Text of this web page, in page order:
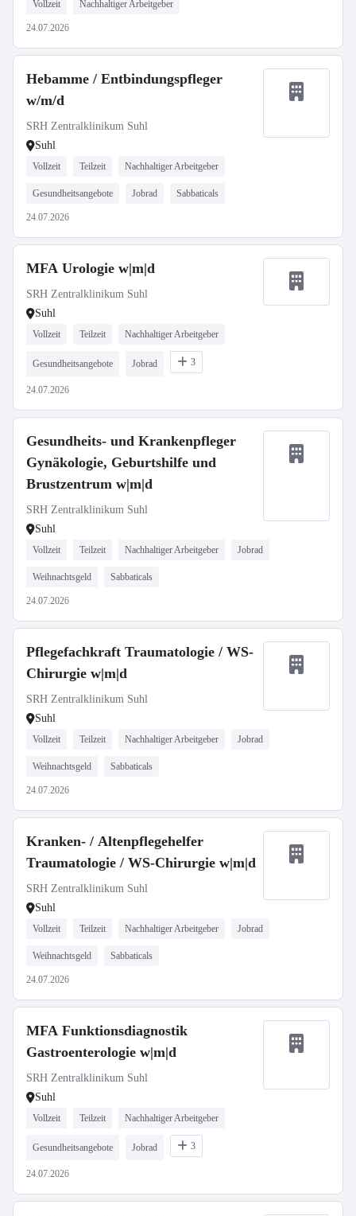
Vollzeit Nachhaltiger Arbeitgeber
24.07.2026
Hebamme / Entbindungspfleger
w/m/d
SRH Zentralklinikum Suhl
Suhl
Vollzeit Teilzeit Nachhaltiger Arbeitgeber
Gesundheitsangebote Jobrad Sabbaticals
24.07.2026
MFA Urologie w|m|d
SRH Zentralklinikum Suhl
Suhl
Vollzeit Teilzeit Nachhaltiger Arbeitgeber
Gesundheitsangebote Jobrad 3
24.07.2026
Gesundheits- und Krankenpfleger
Gynäkologie, Geburtshilfe und
Brustzentrum w|m|d
SRH Zentralklinikum Suhl
Suhl
Vollzeit Teilzeit Nachhaltiger Arbeitgeber Jobrad
Weihnachtsgeld Sabbaticals
24.07.2026
Pflegefachkraft Traumatologie / WS-
Chirurgie w|m|d
SRH Zentralklinikum Suhl
Suhl
Vollzeit Teilzeit Nachhaltiger Arbeitgeber Jobrad
Weihnachtsgeld Sabbaticals
24.07.2026
Kranken- / Altenpflegehelfer
Traumatologie / WS-Chirurgie w|m|d
SRH Zentralklinikum Suhl
Suhl
Vollzeit Teilzeit Nachhaltiger Arbeitgeber Jobrad
Weihnachtsgeld Sabbaticals
24.07.2026
MFA Funktionsdiagnostik
Gastroenterologie w|m|d
SRH Zentralklinikum Suhl
Suhl
Vollzeit Teilzeit Nachhaltiger Arbeitgeber
Gesundheitsangebote Jobrad 3
24.07.2026